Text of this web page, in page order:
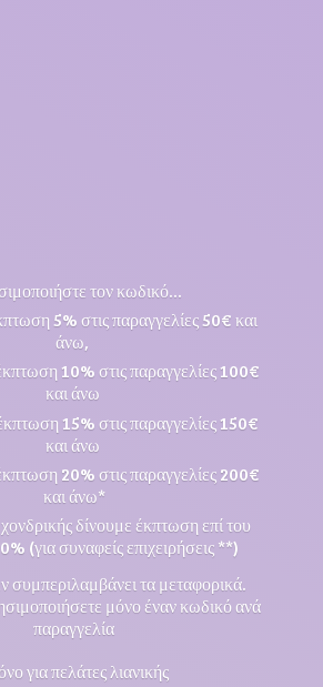
τον κωδικό...
5% στις παραγγελίες 50€ και
άνω,
10% στις παραγγελίες 100€
και άνω
15% στις παραγγελίες 150€
και άνω
20% στις παραγγελίες 200€
και άνω*
δίνουμε έκπτωση επί του
(για συναφείς επιχειρήσεις **)
συμπεριλαμβάνει τα μεταφορικά.
μόνο έναν κωδικό ανά
παραγγελία
για πελάτες λιανικής